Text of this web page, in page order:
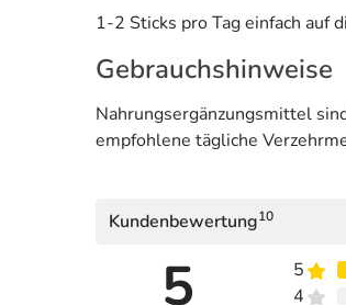
1-2 Sticks pro Tag einfach auf
Gebrauchshinweise
Nahrungsergänzungsmittel
empfohlene tägliche
Kundenbewertung10
5
5
4